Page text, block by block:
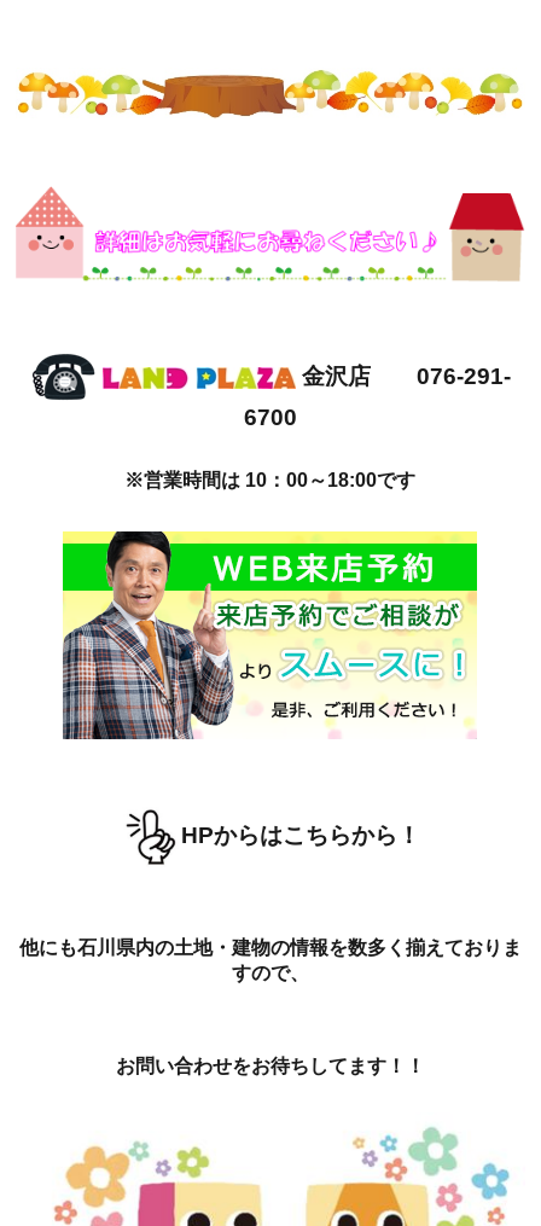
金沢店 076-291-
6700
※営業時間は 10：00～18:00です
HPからはこちらから！
他にも石川県内の土地・建物の情報を数多く揃えておりま
すので、
お問い合わせをお待ちしてます！！